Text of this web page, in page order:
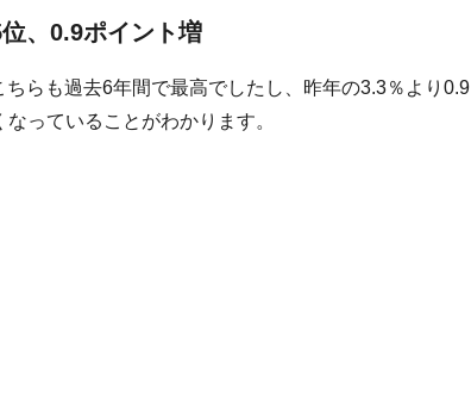
、0.9ポイント増
らも過去6年間で最高でしたし、昨年の3.3％より0.9
っていることがわかります。